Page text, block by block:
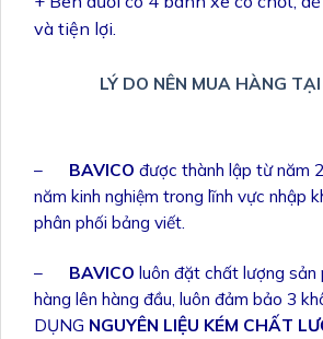
và tiện lợi.
LÝ DO NÊN MUA HÀNG
– BAVICO được thành lập từ năm
năm kinh nghiệm trong lĩnh vực nhập
phân phối bảng viết.
– BAVICO luôn đặt chất lượng sản
hàng lên hàng đầu, luôn đảm bảo 3
DỤNG NGUYÊN LIỆU KÉM CHẤT